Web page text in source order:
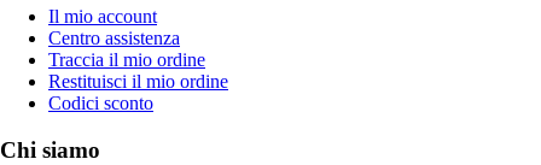
Il mio account
Centro assistenza
Traccia il mio ordine
Restituisci il mio ordine
Codici sconto
Chi siamo